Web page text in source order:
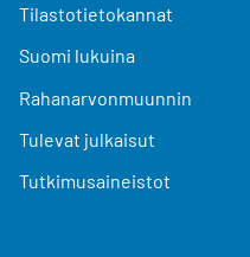
Tilastotietokannat
Suomi lukuina
Rahanarvonmuunnin
Tulevat julkaisut
Tutkimusaineistot